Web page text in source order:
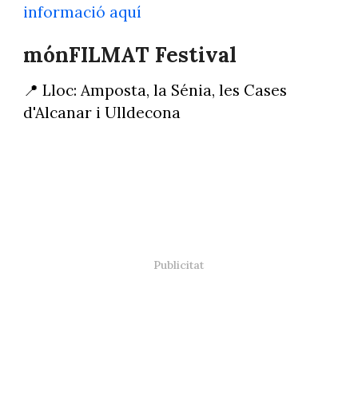
informació aquí
mónFILMAT Festival
📍 Lloc: Amposta, la Sénia, les Cases
d'Alcanar i Ulldecona